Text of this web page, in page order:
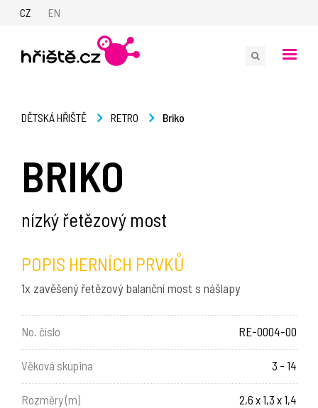
CZ EN
DĚTSKÁ HŘIŠTĚ RETRO Briko
BRIKO
nízký řetězový most
POPIS HERNÍCH PRVKŮ
1x zavěšený řetězový balanční most s nášlapy
No. číslo RE-0004-00
Věková skupina 3 - 14
Rozměry (m) 2,6 x 1,3 x 1,4